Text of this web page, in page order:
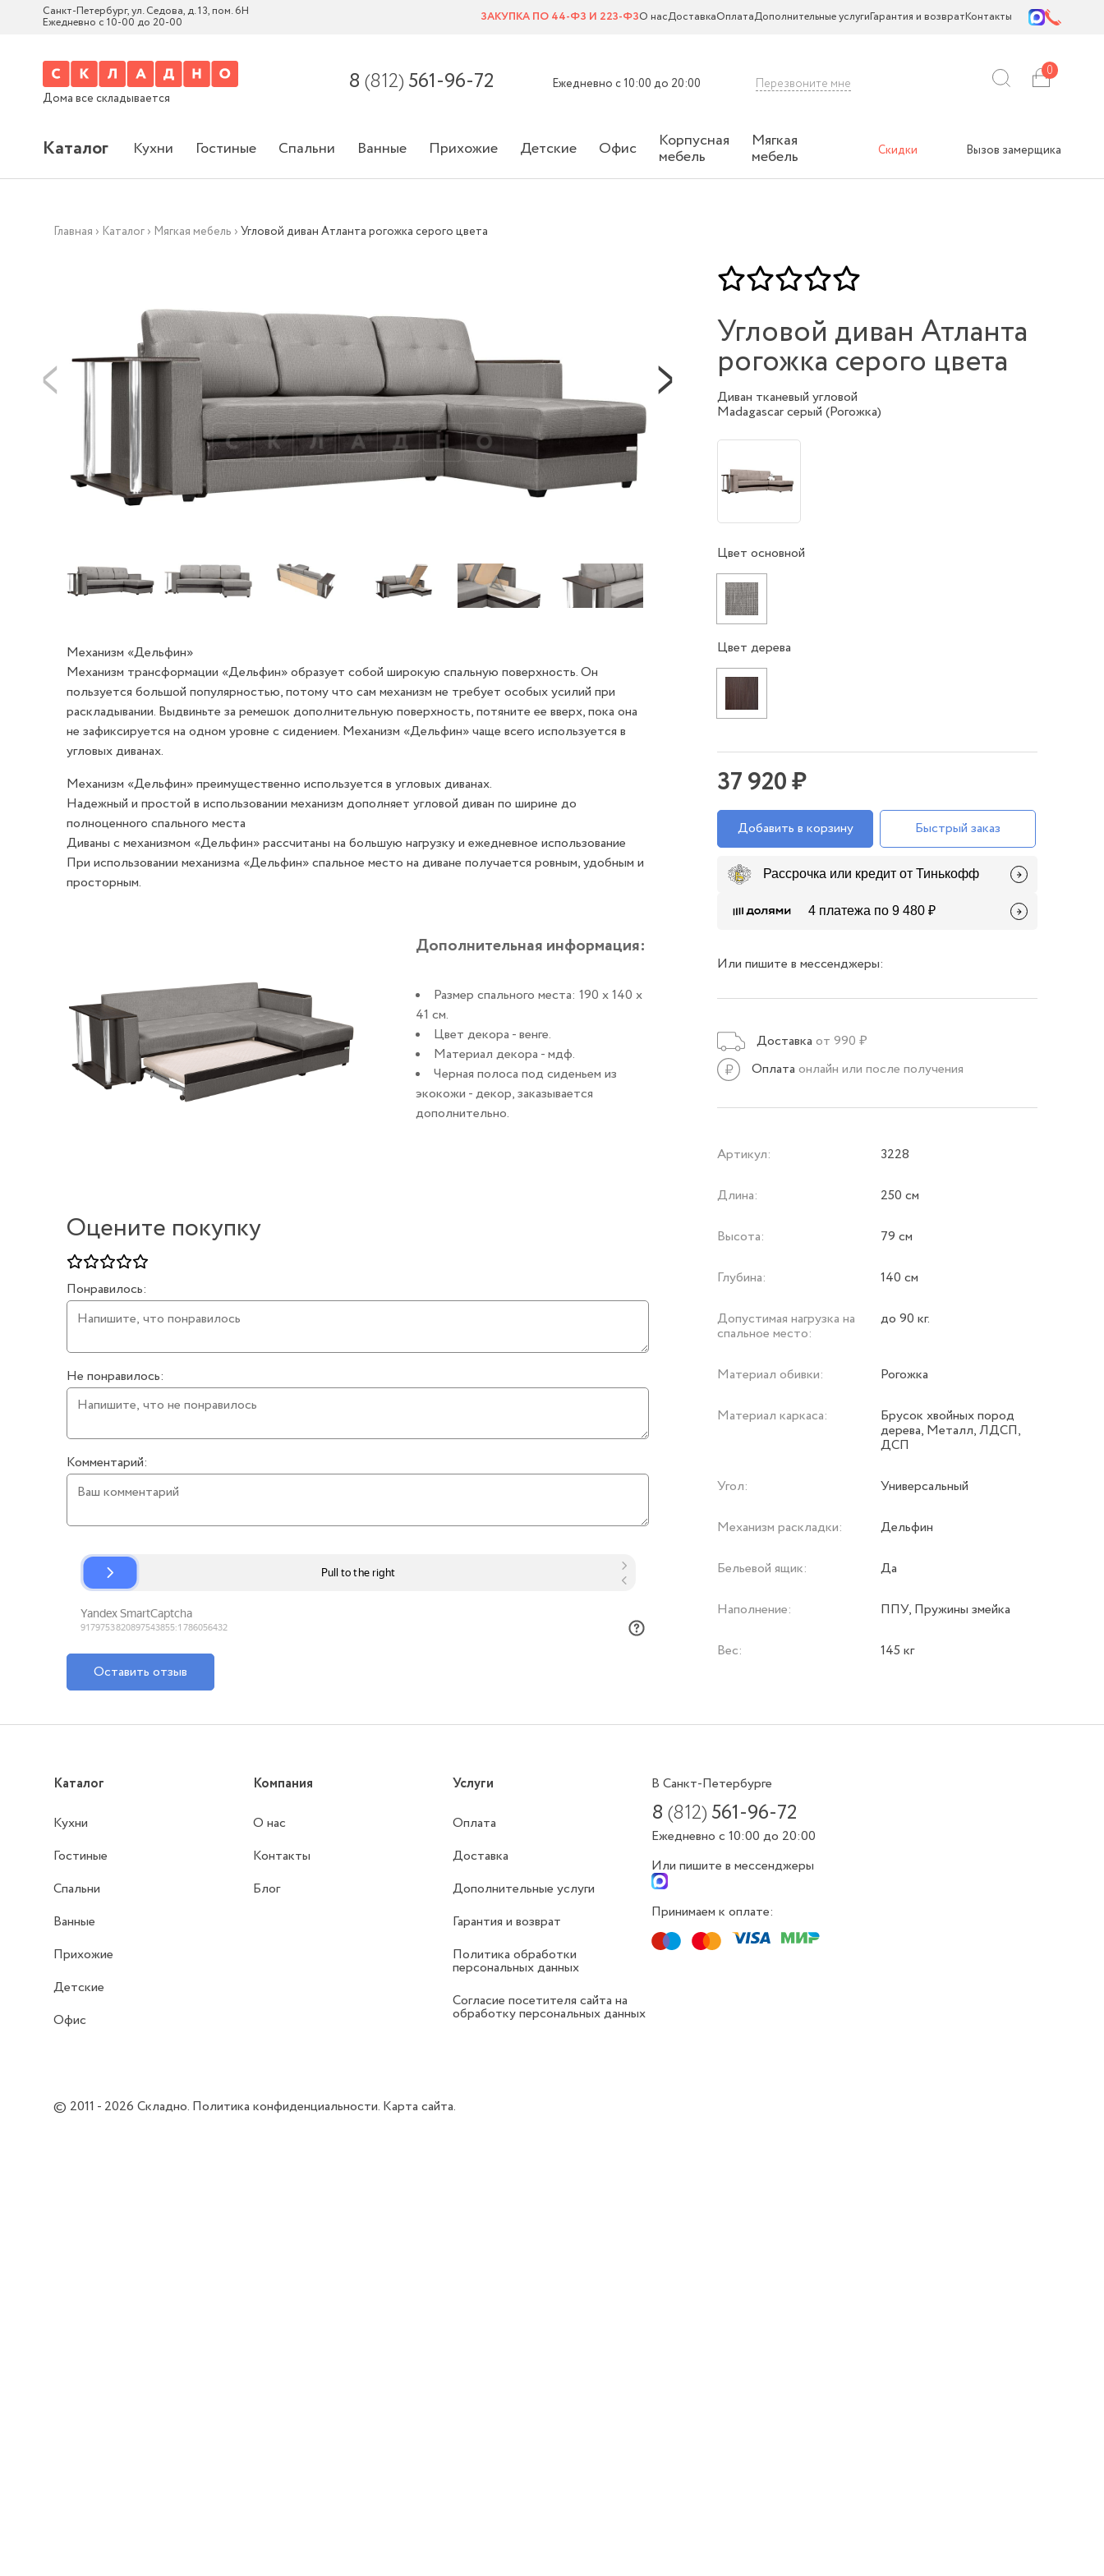
Санкт-Петербург, ул. Седова, д. 13, пом. 6Н
Ежедневно с 10-00 до 20-00 ЗАКУПКА ПО 44-ФЗ И 223-ФЗО насДоставкаОплатаДополнительные услугиГарантия и возвратКонтакты
Дома все складывается
8 (812) 561-96-72 Ежедневно с 10:00 до 20:00 Перезвоните мне
0
Каталог Кухни Гостиные Спальни Ванные Прихожие Детские Офис Корпусная
мебель
Мягкая
мебель Скидки Вызов замерщика
Главная › Каталог › Мягкая мебель ›Угловой диван Атланта рогожка серого цвета
Механизм «Дельфин»
Механизм трансформации «Дельфин» образует собой широкую спальную поверхность. Он
пользуется большой популярностью, потому что сам механизм не требует особых усилий при
раскладывании. Выдвиньте за ремешок дополнительную поверхность, потяните ее вверх, пока она
не зафиксируется на одном уровне с сидением. Механизм «Дельфин» чаще всего используется в
угловых диванах.
Механизм «Дельфин» преимущественно используется в угловых диванах.
Надежный и простой в использовании механизм дополняет угловой диван по ширине до
полноценного спального места
Диваны с механизмом «Дельфин» рассчитаны на большую нагрузку и ежедневное использование
При использовании механизма «Дельфин» спальное место на диване получается ровным, удобным и
просторным.
Дополнительная информация:
Размер спального места: 190 х 140 х
41 см.
Цвет декора - венге.
Материал декора - мдф.
Черная полоса под сиденьем из
экокожи - декор, заказывается
дополнительно.
Оцените покупку
Понравилось:
Не понравилось:
Комментарий:
Оставить отзыв
Угловой диван Атланта
рогожка серого цвета
Диван тканевый угловой
Madagascar серый (Рогожка)
Цвет основной
Цвет дерева
37 920 ₽
Добавить в корзину Быстрый заказ
Рассрочка или кредит от Тинькофф
4 платежа по 9 480 ₽
Или пишите в мессенджеры:
Доставка от 990 ₽
Оплата онлайн или после получения
Артикул: 3228
Длина: 250 см
Высота: 79 см
Глубина: 140 см
Допустимая нагрузка на
спальное место:
до 90 кг.
Материал обивки: Рогожка
Материал каркаса: Брусок хвойных пород
дерева, Металл, ЛДСП,
ДСП
Угол: Универсальный
Механизм раскладки: Дельфин
Бельевой ящик: Да
Наполнение: ППУ, Пружины змейка
Вес: 145 кг
Каталог
Кухни
Гостиные
Спальни
Ванные
Прихожие
Детские
Офис
Компания
О нас
Контакты
Блог
Услуги
Оплата
Доставка
Дополнительные услуги
Гарантия и возврат
Политика обработки
персональных данных
Согласие посетителя сайта на
обработку персональных данных
В Санкт-Петербурге
8(812) 561-96-72
Ежедневно с 10:00 до 20:00
Или пишите в мессенджеры
Принимаем к оплате:
© 2011 - 2026Складно. Политика конфиденциальности. Карта сайта.